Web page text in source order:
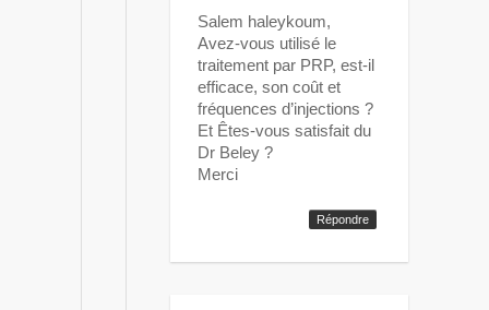
Salem haleykoum,
Avez-vous utilisé le
traitement par PRP, est-il
efficace, son coût et
fréquences d’injections ?
Et Êtes-vous satisfait du
Dr Beley ?
Merci
Répondre